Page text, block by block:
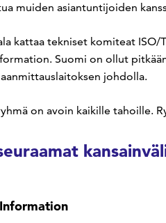
muiden asiantuntijoiden
kattaa tekniset komiteat
Suomi on ollut
johdolla.
on avoin kaikille tahoille.